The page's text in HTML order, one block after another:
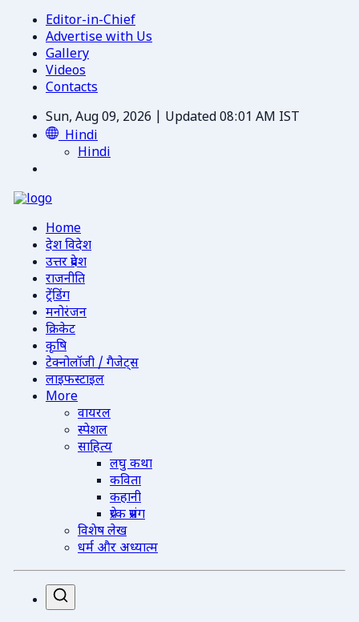
Editor-in-Chief
Advertise with Us
Gallery
Videos
Contacts
Sun, Aug 09, 2026 | Updated 08:01 AM IST
Hindi
Hindi
Home
देश विदेश
उत्तर प्रदेश
राजनीति
ट्रेंडिंग
मनोरंजन
क्रिकेट
कृषि
टेक्नोलॉजी / गैजेट्स
लाइफस्टाइल
More
वायरल
स्पेशल
साहित्य
लघु कथा
कविता
कहानी
प्रेरक प्रसंग
विशेष लेख
धर्म और अध्यात्म